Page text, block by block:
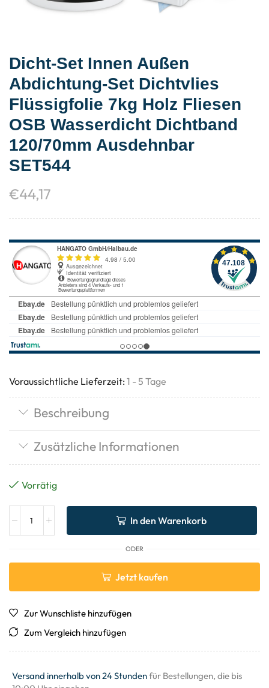
Dicht-Set Innen Außen
Abdichtung-Set Dichtvlies
Flüssigfolie 7kg Holz Fliesen
OSB Wasserdicht Dichtband
120/70mm Ausdehnbar
SET544
€44,17
Voraussichtliche Lieferzeit: 1 - 5 Tage
Beschreibung
Zusätzliche Informationen
Vorrätig
In den Warenkorb
ODER
Jetzt kaufen
Zur Wunschliste hinzufügen
Zum Vergleich hinzufügen
Versand innerhalb von 24 Stundenfür Bestellungen, die bis